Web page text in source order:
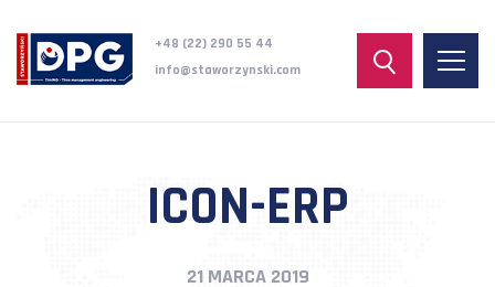
+48 (22) 290 55 44
info@staworzynski.com
ICON-ERP
21 MARCA 2019